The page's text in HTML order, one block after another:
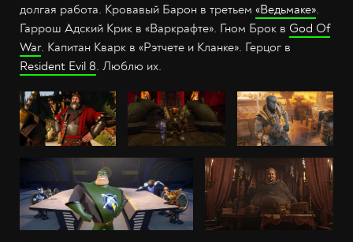
долгая работа. Кровавый Барон в третьем «Ведьмаке».
Гаррош Адский Крик в «Варкрафте». Гном Брок в God Of
War. Капитан Кварк в «Рэтчете и Кланке». Герцог в
Resident Evil 8. Люблю их.